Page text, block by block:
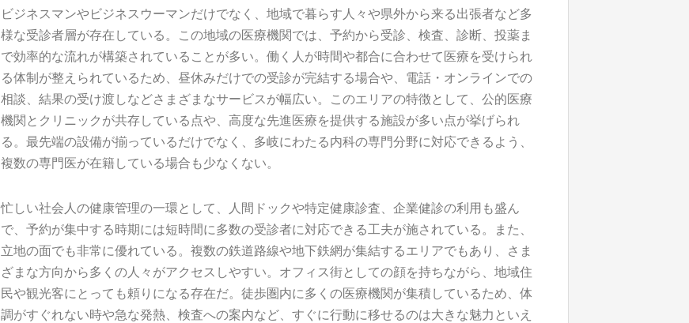
ビジネスマンやビジネスウーマンだけでなく、地域で暮らす人々や県外から来る出張者など多
様な受診者層が存在している。この地域の医療機関では、予約から受診、検査、診断、投薬ま
で効率的な流れが構築されていることが多い。働く人が時間や都合に合わせて医療を受けられ
る体制が整えられているため、昼休みだけでの受診が完結する場合や、電話・オンラインでの
相談、結果の受け渡しなどさまざまなサービスが幅広い。このエリアの特徴として、公的医療
機関とクリニックが共存している点や、高度な先進医療を提供する施設が多い点が挙げられ
る。最先端の設備が揃っているだけでなく、多岐にわたる内科の専門分野に対応できるよう、
複数の専門医が在籍している場合も少なくない。
忙しい社会人の健康管理の一環として、人間ドックや特定健康診査、企業健診の利用も盛ん
で、予約が集中する時期には短時間に多数の受診者に対応できる工夫が施されている。また、
立地の面でも非常に優れている。複数の鉄道路線や地下鉄網が集結するエリアでもあり、さま
ざまな方向から多くの人々がアクセスしやすい。オフィス街としての顔を持ちながら、地域住
民や観光客にとっても頼りになる存在だ。徒歩圏内に多くの医療機関が集積しているため、体
調がすぐれない時や急な発熱、検査への案内など、すぐに行動に移せるのは大きな魅力といえ